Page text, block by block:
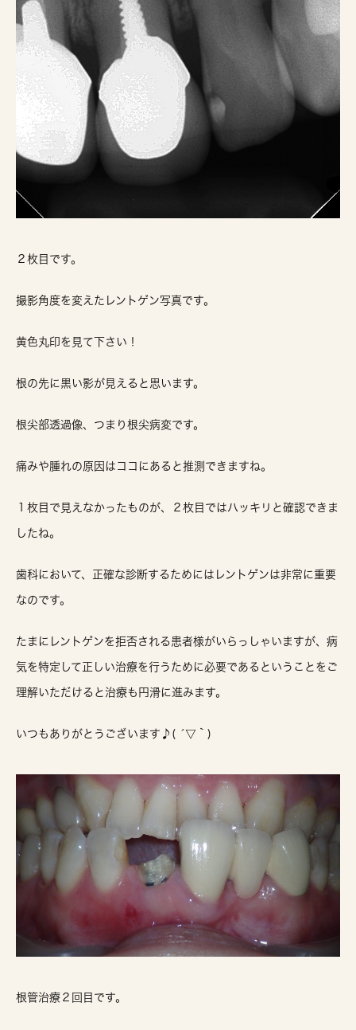
２枚目です。
撮影角度を変えたレントゲン写真です。
黄色丸印を見て下さい！
根の先に黒い影が見えると思います。
根尖部透過像、つまり根尖病変です。
痛みや腫れの原因はココにあると推測できますね。
１枚目で見えなかったものが、２枚目ではハッキリと確認できま
したね。
歯科において、正確な診断するためにはレントゲンは非常に重要
なのです。
たまにレントゲンを拒否される患者様がいらっしゃいますが、病
気を特定して正しい治療を行うために必要であるということをご
理解いただけると治療も円滑に進みます。
いつもありがとうございます♪( ´▽｀)
根管治療２回目です。